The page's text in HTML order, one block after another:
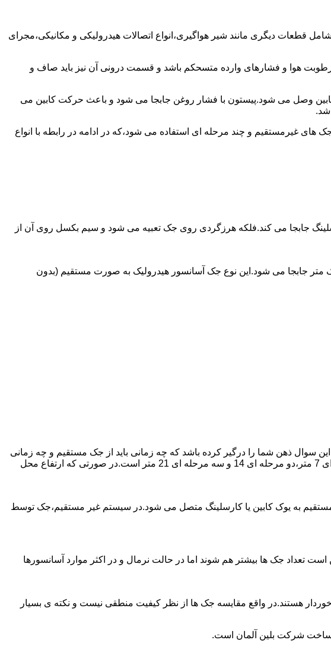
قطعات دیگری مانند شیر هواگیری،انواع اتصالات هیدرولیکی و مکانیکی،مجرای
هوا و فشارهای وارده متسحکم باشد و قسمت درونی آن نیز باید صاف و
کابین وصل می شود.پیستون با فشار روغن جابجا می شود و باعث حرکت کابین می
30 تن است از جک مستقیم و برای آسانسورهایی که ظرفیتشان بیش از 30 تن است از جک های غیرمستقیم و چند مرحله ای استفاده می شود،که در ادامه در رابطه با انواع
جابجا می کند.فلکه هرزگردی روی جک تعبیه می شود و سیم بکسل روی آن از
جابجا می شود.این نوع جک آسانسور هیدرولیک به صورت مستقیم (بدون
سوال ذهن شما را درگیر کرده باشد که چه زمانی باید از جک مستقیم و چه زمانی
از جک غیرمستقیم استفاده کنیم؟ جک های مستقیم تا 21 متر را ساپورت می کنند و این مقدار در جک تلسکوپی تک مرحله ای 7 متر،دو مرحله ای 14 و سه مرحله ای 21 متر است.در صورتی که ارتفاع محل
به یوک کابین یا کارسلینگ متصل می شود.در سیستم غیر مستقیم،جک توسط
تعداد جک ها بیشتر هم شوند اما در حالت نرمال و در اکثر موارد آسانسورها
هستند.در واقع مقایسه جک ها از نظر کیفیت منطقی نیست و نکته ی بسیار
شرکت بلین آلمان است.